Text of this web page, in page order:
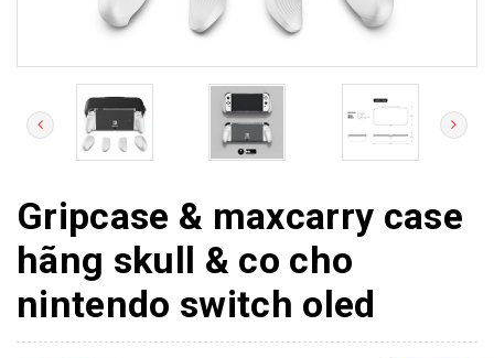
Gripcase & maxcarry case
hãng skull & co cho
nintendo switch oled